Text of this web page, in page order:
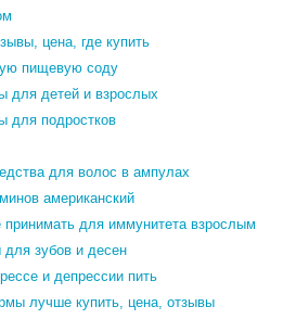
цена, где купить
пищевую соду
для детей и взрослых
для подростков
для волос в ампулах
американский
для иммунитета взрослым
зубов и десен
и депрессии пить
лучше купить, цена, отзывы